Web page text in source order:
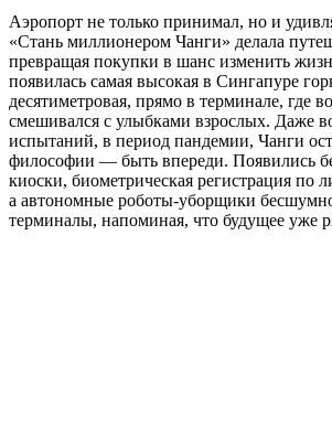
Аэропорт не только принимал, но и
«Стань миллионером Чанги» делала
превращая покупки в шанс изменить
появилась самая высокая в Сингапуре
десятиметровая, прямо в терминале, где
смешивался с улыбками взрослых. Даже
испытаний, в период пандемии, Чанги
философии — быть впереди. Появились
киоски, биометрическая регистрация по
а автономные роботы-уборщики
терминалы, напоминая, что будущее уже